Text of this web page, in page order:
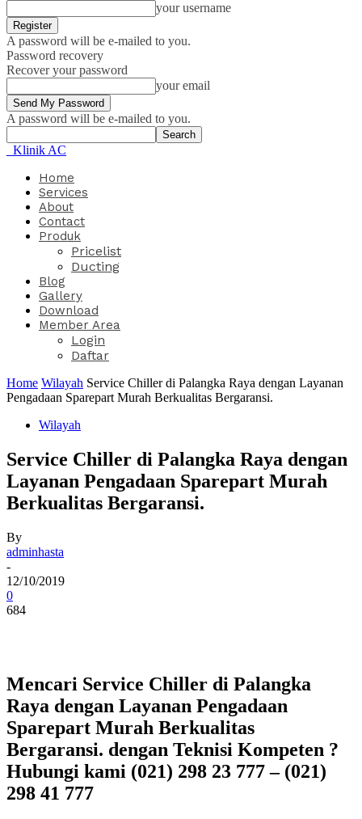
your username
A password will be e-mailed to you.
Password recovery
Recover your password
your email
A password will be e-mailed to you.
Klinik AC
Home
Services
About
Contact
Produk
Pricelist
Ducting
Blog
Gallery
Download
Member Area
Login
Daftar
Home Wilayah Service Chiller di Palangka Raya dengan Layanan
Pengadaan Sparepart Murah Berkualitas Bergaransi.
Wilayah
Service Chiller di Palangka Raya dengan
Layanan Pengadaan Sparepart Murah
Berkualitas Bergaransi.
By
adminhasta
-
12/10/2019
0
684
Mencari Service Chiller di Palangka
Raya dengan Layanan Pengadaan
Sparepart Murah Berkualitas
Bergaransi. dengan Teknisi Kompeten ?
Hubungi kami (021) 298 23 777 – (021)
298 41 777